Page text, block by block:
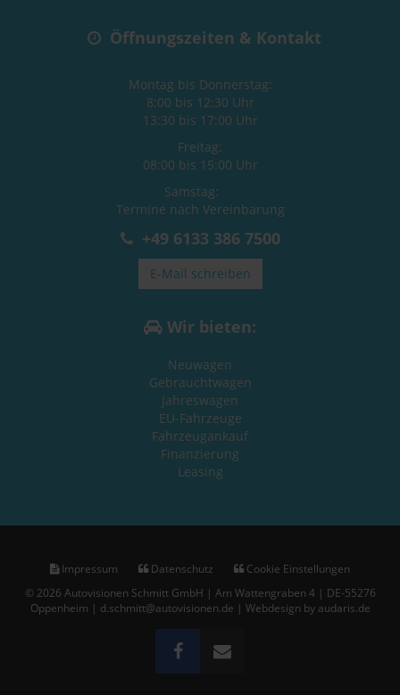
Öffnungszeiten & Kontakt
Montag bis Donnerstag:
8:00 bis 12:30 Uhr
13:30 bis 17:00 Uhr
Freitag:
08:00 bis 15:00 Uhr
Samstag:
Termine nach Vereinbarung
+49 6133 386 7500
E-Mail schreiben
Wir bieten:
Neuwagen
Gebrauchtwagen
Jahreswagen
EU-Fahrzeuge
Fahrzeugankauf
Finanzierung
Leasing
Impressum Datenschutz
Cookie Einstellungen
© 2026 Autovisionen Schmitt GmbH | Am Wattengraben 4 | DE-55276
Oppenheim | d.schmitt@autovisionen.de | Webdesign by audaris.de